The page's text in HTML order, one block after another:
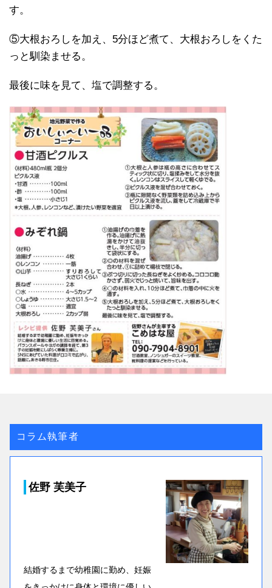
す。
⑤大根おろしを加え、5分ほど煮て、大根おろしをくた
っと馴染ませる。
最後に味を見て、塩で調整する。
コラム執筆者
佐野 芙美子
結婚するまで幼稚園に勤め、妊娠